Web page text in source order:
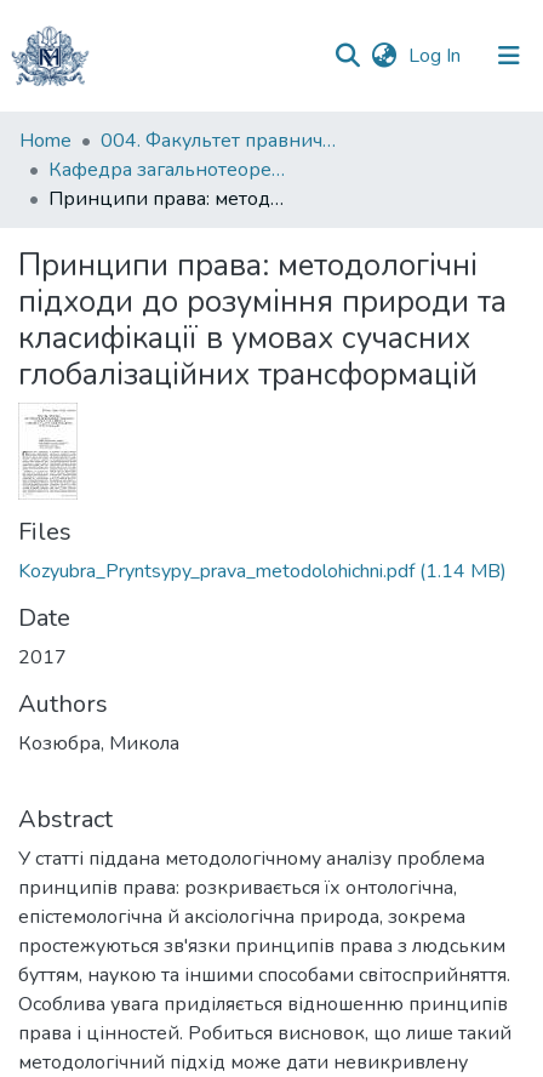
Log In (current)
Communities
&
Collections
Statistics
Home
004. Факультет правничих наук
Кафедра загальнотеоретичного правознавства та публічного права
Принципи права: методологічні підходи до розуміння природи та класифікації в умовах сучасних глобалізаційних трансформацій
Принципи права: методологічні
підходи до розуміння природи та
класифікації в умовах сучасних
глобалізаційних трансформацій
Files
Kozyubra_Pryntsypy_prava_metodolohichni.pdf(1.14 MB)
Date
2017
Authors
Козюбра, Микола
Abstract
У статті піддана методологічному аналізу проблема
принципів права: розкривається їх онтологічна,
епістемологічна й аксіологічна природа, зокрема
простежуються зв'язки принципів права з людським
буттям, наукою та іншими способами світосприйняття.
Особлива увага приділяється відношенню принципів
права і цінностей. Робиться висновок, що лише такий
методологічний підхід може дати невикривлену